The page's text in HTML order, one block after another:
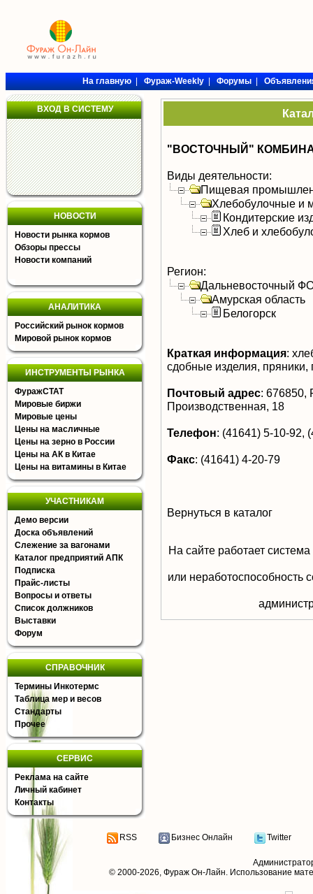
На главную|Фураж-Weekly|Форумы|
ВХОД В СИСТЕМУ
НОВОСТИ
Новости рынка кормов
Обзоры прессы
Новости компаний
АНАЛИТИКА
Российский рынок кормов
Мировой рынок кормов
ИНСТРУМЕНТЫ РЫНКА
ФуражСТАТ
Мировые биржи
Мировые цены
Цены на масличные
Цены на зерно в России
Цены на АК в Китае
Цены на витамины в Китае
УЧАСТНИКАМ
Демо версии
Доска объявлений
Слежение за вагонами
Каталог предприятий АПК
Подписка
Прайс-листы
Вопросы и ответы
Список должников
Выставки
Форум
СПРАВОЧНИК
Термины Инкотермс
Таблица мер и весов
Стандарты
Прочее
СЕРВИС
Реклама на сайте
Личный кабинет
Контакты
"ВОСТОЧНЫЙ"
Виды деятельности:
Пищевая
Хлебобулочные и
Кондитерские
Хлеб и
Регион:
Дальневосточный
Амурская область
Белогорск
Краткая информация:
сдобные изделия,
Почтовый адрес: 676850,
Производственная, 18
Телефон: (41641) 5-10-92,
Факс: (41641) 4-20-79
Вернуться в каталог
На сайте работает
или неработоспособность
RSS Бизнес Онлайн Twitter
© 2000-2026, Фураж Он-Лайн. Использование